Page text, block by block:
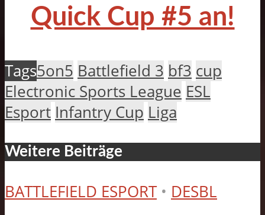
Quick Cup #5 an!
Tags5on5 Battlefield 3 bf3 cup
Electronic Sports League ESL
Esport Infantry Cup Liga
Weitere Beiträge
BATTLEFIELD ESPORT • DESBL